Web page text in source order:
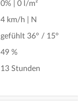
0% | 0 l/m²
4 km/h | N
gefühlt 36° / 15°
49 %
13 Stunden